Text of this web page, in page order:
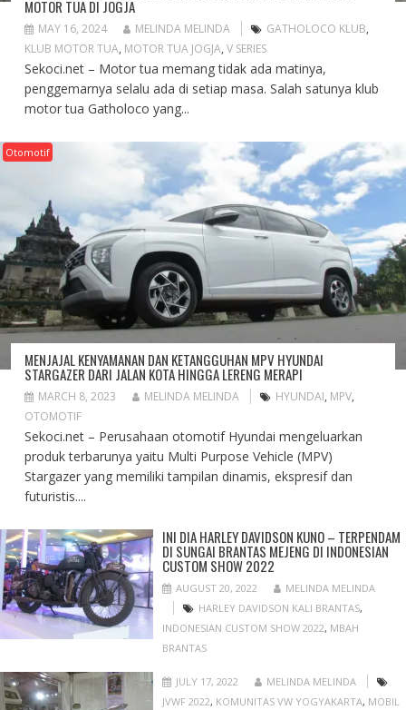
MOTOR TUA DI JOGJA
MAY 16, 2024 MELINDA MELINDA GATHOLOCO KLUB,
KLUB MOTOR TUA, MOTOR TUA JOGJA, V SERIES
Sekoci.net – Motor tua memang tidak ada matinya,
penggemarnya selalu ada di setiap masa. Salah satunya klub
motor tua Gatholoco yang...
Otomotif
MENJAJAL KENYAMANAN DAN KETANGGUHAN MPV HYUNDAI
STARGAZER DARI JALAN KOTA HINGGA LERENG MERAPI
MARCH 8, 2023 MELINDA MELINDA HYUNDAI, MPV,
OTOMOTIF
Sekoci.net – Perusahaan otomotif Hyundai mengeluarkan
produk terbarunya yaitu Multi Purpose Vehicle (MPV)
Stargazer yang memiliki tampilan dinamis, ekspresif dan
futuristis....
INI DIA HARLEY DAVIDSON KUNO – TERPENDAM
DI SUNGAI BRANTAS MEJENG DI INDONESIAN
CUSTOM SHOW 2022
AUGUST 20, 2022
MELINDA MELINDA
HARLEY DAVIDSON KALI BRANTAS,
INDONESIAN CUSTOM SHOW 2022, MBAH
BRANTAS
JULY 17, 2022
MELINDA MELINDA
JVWF 2022, KOMUNITAS VW YOGYAKARTA, MOBIL